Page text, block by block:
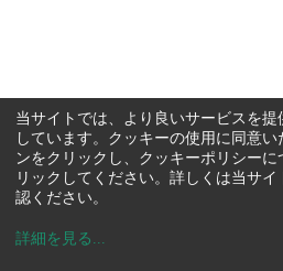
当サイトでは、より良いサービスを
しています。クッキーの使用に同意
ンをクリックし、クッキーポリシー
リックしてください。詳しくは当サイ
認ください。
詳細を見る ...